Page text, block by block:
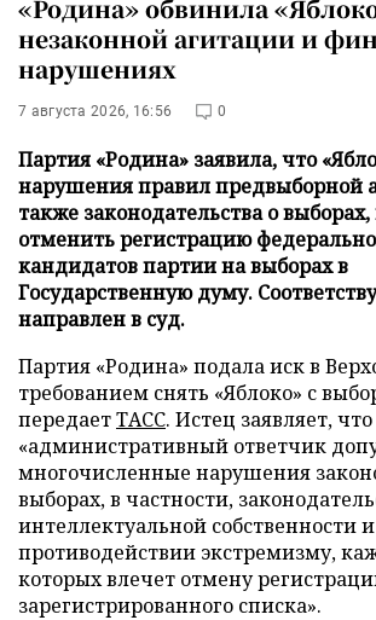
«Родина» обвинила
незаконной агитации и
нарушениях
7 августа 2026, 16:56 0
Партия «Родина» заявила, что
нарушения правил предвыборной
также законодательства о
отменить регистрацию
кандидатов партии на выборах в
Государственную думу.
направлен в суд.
Партия «Родина» подала иск в
требованием снять «Яблоко» с
передаетТАСС. Истец заявляет, что
«административный ответчик
многочисленные нарушения
выборах, в частности,
интеллектуальной собственности
противодействии экстремизму,
которых влечет отмену
зарегистрированного списка».